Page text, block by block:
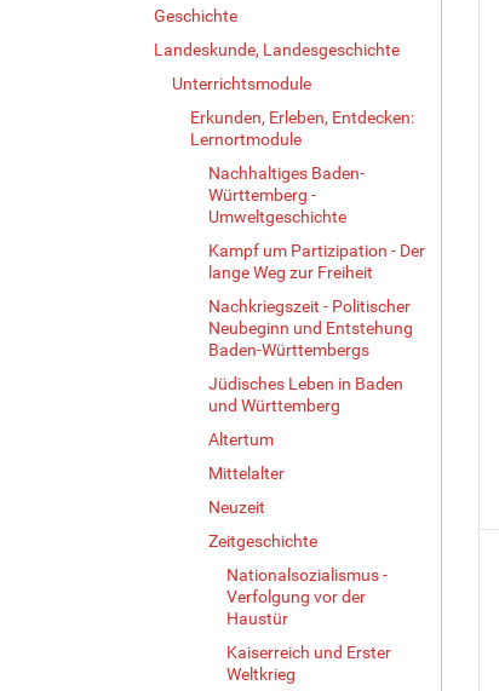
Geschichte
Landeskunde, Landesgeschichte
Unterrichtsmodule
Erkunden, Erleben, Entdecken:
Lernortmodule
Nachhaltiges Baden-
Württemberg -
Umweltgeschichte
Kampf um Partizipation - Der
lange Weg zur Freiheit
Nachkriegszeit - Politischer
Neubeginn und Entstehung
Baden-Württembergs
Jüdisches Leben in Baden
und Württemberg
Altertum
Mittelalter
Neuzeit
Zeitgeschichte
Nationalsozialismus -
Verfolgung vor der
Haustür
Kaiserreich und Erster
Weltkrieg